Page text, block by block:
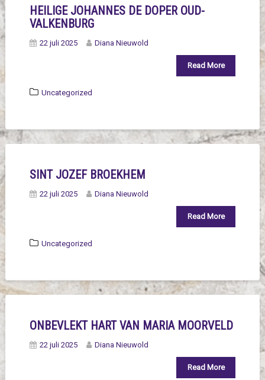
HEILIGE JOHANNES DE DOPER OUD-
VALKENBURG
22 juli 2025 Diana Nieuwold
Read More
Uncategorized
SINT JOZEF BROEKHEM
22 juli 2025 Diana Nieuwold
Read More
Uncategorized
ONBEVLEKT HART VAN MARIA MOORVELD
22 juli 2025 Diana Nieuwold
Read More